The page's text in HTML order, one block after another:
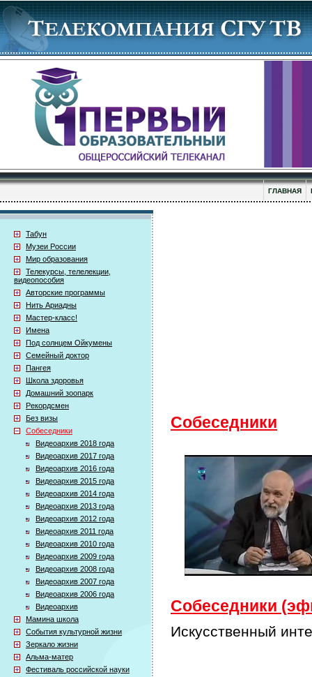
ГЛАВНАЯ
Табун
Музеи России
Мир образования
Телекурсы, телелекции,
видеопособия
Авторские программы
Нить Ариадны
Мастер-класс!
Имена
Под солнцем Ойкумены
Семейный доктор
Пангея
Школа здоровья
Домашний зоопарк
Рекордсмен
Без визы
Собеседники
Видеоархив 2018 года
Видеоархив 2017 года
Видеоархив 2016 года
Видеоархив 2015 года
Видеоархив 2014 года
Видеоархив 2013 года
Видеоархив 2012 года
Видеоархив 2011 года
Видеоархив 2010 года
Видеоархив 2009 года
Видеоархив 2008 года
Видеоархив 2007 года
Видеоархив 2006 года
Видеоархив
Мамина школа
События культурной жизни
Зеркало жизни
Альма-матер
Фестиваль российской науки
Собеседники
Собеседники
Искусственный